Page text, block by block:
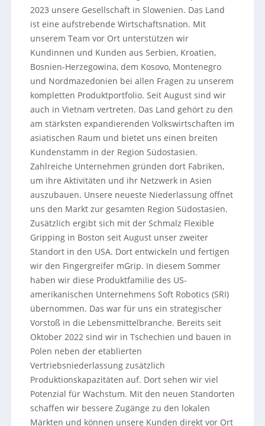
2023 unsere Gesellschaft in Slowenien. Das Land
ist eine aufstrebende Wirtschaftsnation. Mit
unserem Team vor Ort unterstützen wir
Kundinnen und Kunden aus Serbien, Kroatien,
Bosnien-Herzegowina, dem Kosovo, Montenegro
und Nordmazedonien bei allen Fragen zu unserem
kompletten Produktportfolio. Seit August sind wir
auch in Vietnam vertreten. Das Land gehört zu den
am stärksten expandierenden Volkswirtschaften im
asiatischen Raum und bietet uns einen breiten
Kundenstamm in der Region Südostasien.
Zahlreiche Unternehmen gründen dort Fabriken,
um ihre Aktivitäten und ihr Netzwerk in Asien
auszubauen. Unsere neueste Niederlassung öffnet
uns den Markt zur gesamten Region Südostasien.
Zusätzlich ergibt sich mit der Schmalz Flexible
Gripping in Boston seit August unser zweiter
Standort in den USA. Dort entwickeln und fertigen
wir den Fingergreifer mGrip. In diesem Sommer
haben wir diese Produktfamilie des US-
amerikanischen Unternehmens Soft Robotics (SRI)
übernommen. Das war für uns ein strategischer
Vorstoß in die Lebensmittelbranche. Bereits seit
Oktober 2022 sind wir in Tschechien und bauen in
Polen neben der etablierten
Vertriebsniederlassung zusätzlich
Produktionskapazitäten auf. Dort sehen wir viel
Potenzial für Wachstum. Mit den neuen Standorten
schaffen wir bessere Zugänge zu den lokalen
Märkten und können unsere Kunden direkt vor Ort